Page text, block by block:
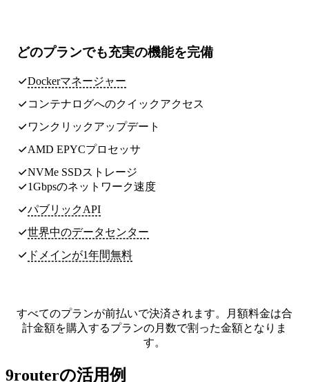
どのプランでも充実の機能を完備
Dockerマネージャー
コンテナログへのクイックアクセス
ワンクリックアップデート
AMD EPYCプロセッサ
NVMe SSDストレージ
1Gbpsのネットワーク速度
パブリックAPI
世界中のデータセンター
ドメインが1年間無料
すべてのプランが前払いで決済されます。月額料金は合
計金額を購入するプランの月数で割った金額となりま
す。
9routerの活用例